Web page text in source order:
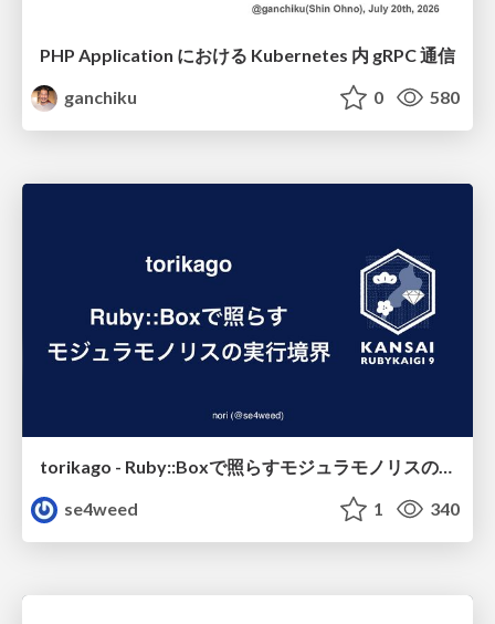
PHP Application における Kubernetes 内 gRPC 通信
ganchiku
0 580
torikago - Ruby::Boxで照らすモジュラモノリスの実行境界
se4weed
1 340